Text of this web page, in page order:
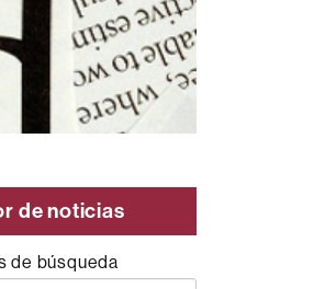
de noticias
de búsqueda